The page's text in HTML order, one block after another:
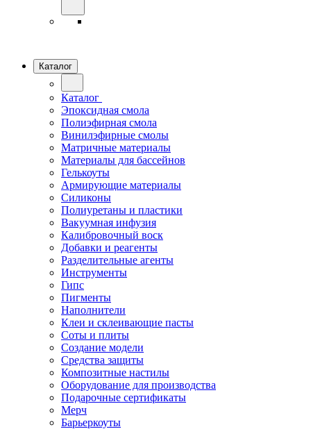
Каталог
Каталог
Эпоксидная смола
Полиэфирная смола
Винилэфирные смолы
Матричные материалы
Материалы для бассейнов
Гелькоуты
Армирующие материалы
Силиконы
Полиуретаны и пластики
Вакуумная инфузия
Калибровочный воск
Добавки и реагенты
Разделительные агенты
Инструменты
Гипс
Пигменты
Наполнители
Клеи и склеивающие пасты
Соты и плиты
Создание модели
Средства защиты
Композитные настилы
Оборудование для производства
Подарочные сертификаты
Мерч
Барьеркоуты